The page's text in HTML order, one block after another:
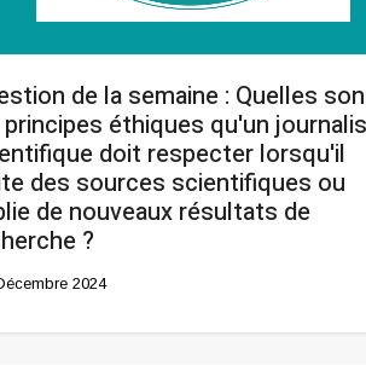
de la semaine : Quelles
éthiques qu'un
doit respecter lorsqu'il
des sources scientifiques ou
de nouveaux résultats de
?
2024